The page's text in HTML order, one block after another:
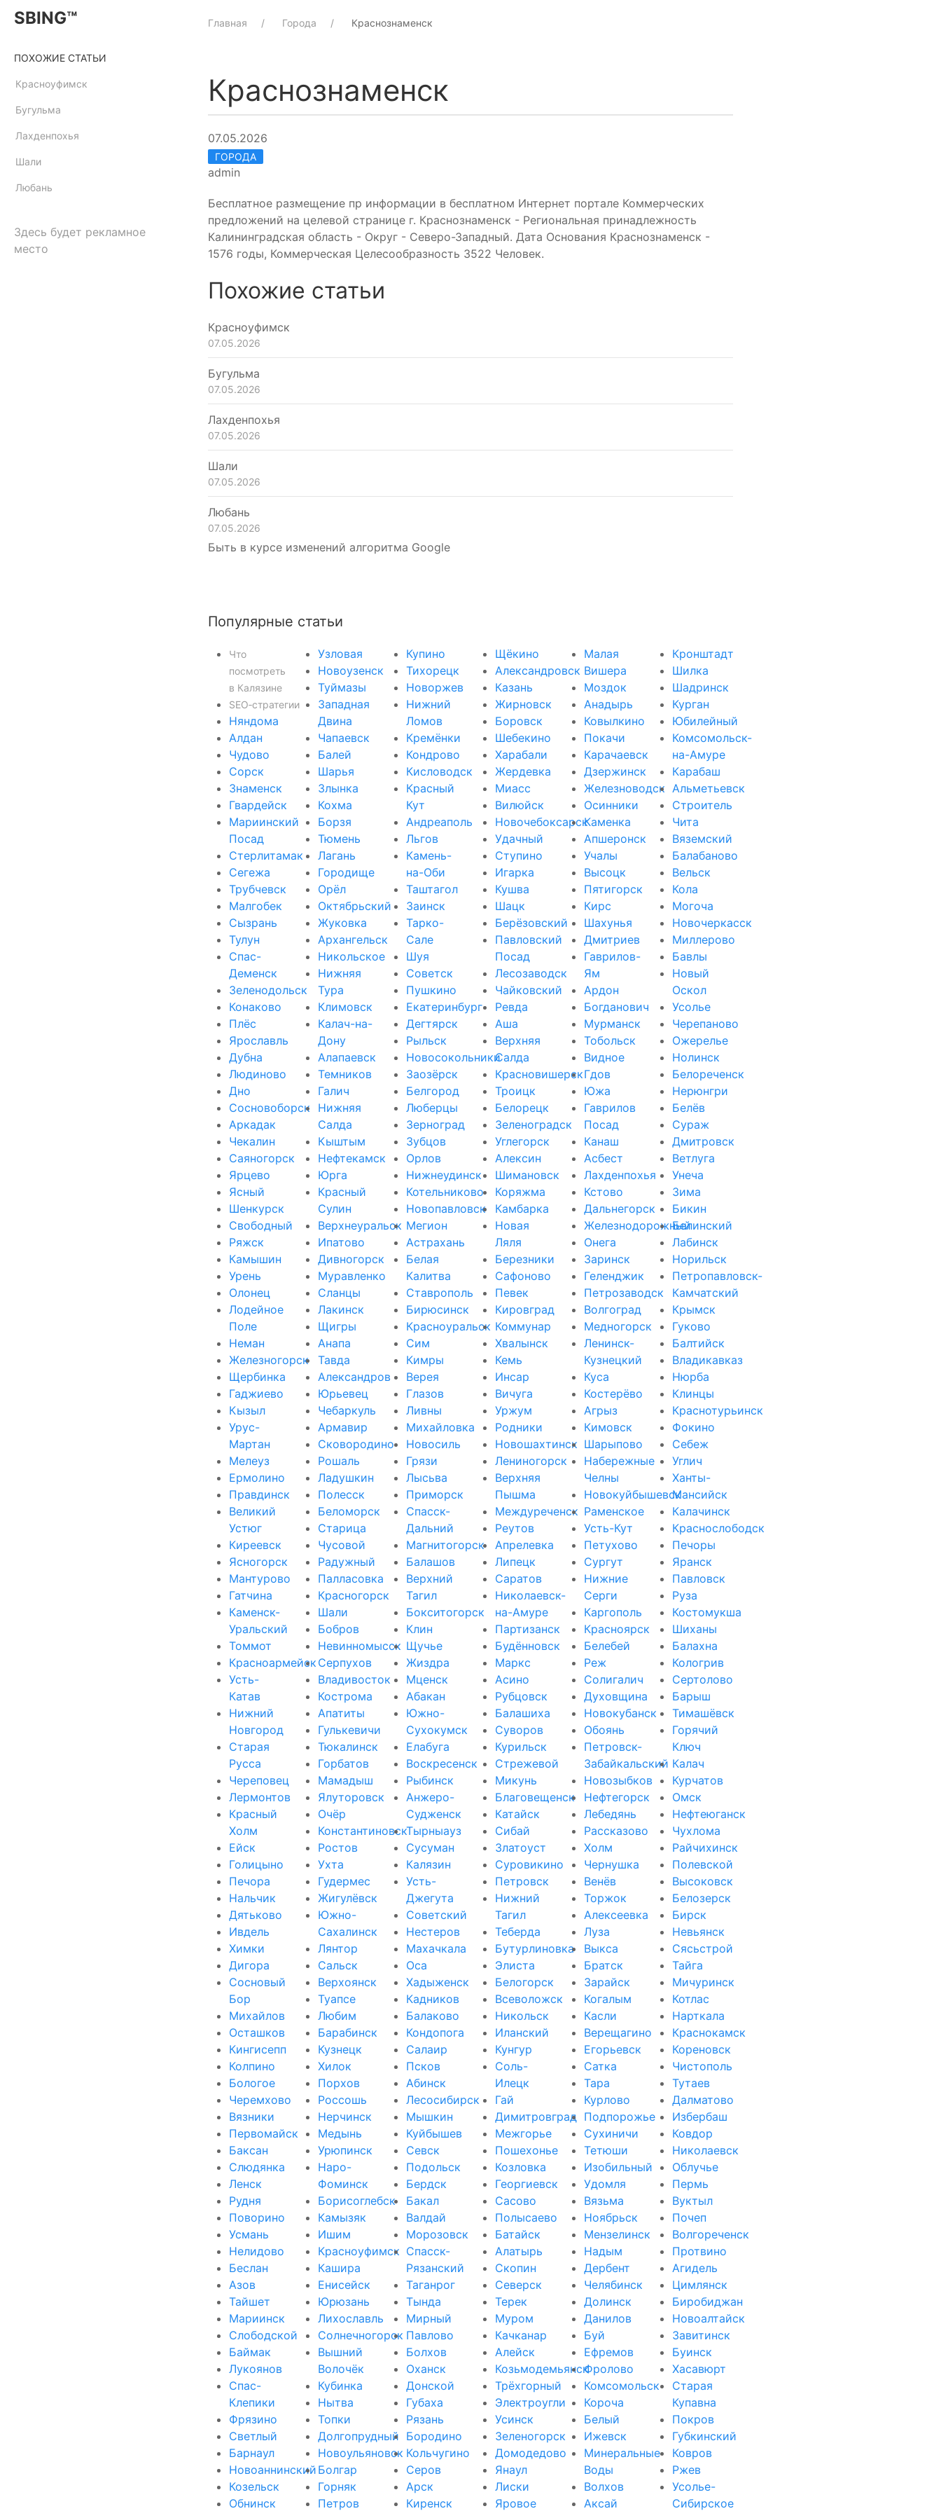
SBING™
ПОХОЖИЕ СТАТЬИ
Красноуфимск
Бугульма
Лахденпохья
Шали
Любань
Здесь будет рекламное
место
Главная Города Краснознаменск
Краснознаменск
07.05.2026
ГОРОДА
admin
Бесплатное размещение пр информации в бесплатном Интернет портале Коммерческих
предложений на целевой странице г. Краснознаменск - Региональная принадлежность
Калининградская область - Округ - Северо-Западный. Дата Основания Краснознаменск -
1576 годы, Коммерческая Целесообразность 3522 Человек.
Похожие статьи
Красноуфимск
07.05.2026
Бугульма
07.05.2026
Лахденпохья
07.05.2026
Шали
07.05.2026
Любань
07.05.2026
Быть в курсе изменений алгоритма Google
Популярные статьи
Что
посмотреть
в Калязине
SEO‑стратегии
Няндома
Алдан
Чудово
Сорск
Знаменск
Гвардейск
Мариинский
Посад
Стерлитамак
Сегежа
Трубчевск
Малгобек
Сызрань
Тулун
Спас-
Деменск
Зеленодольск
Конаково
Плёс
Ярославль
Дубна
Людиново
Дно
Сосновоборск
Аркадак
Чекалин
Саяногорск
Ярцево
Ясный
Шенкурск
Свободный
Ряжск
Камышин
Урень
Олонец
Лодейное
Поле
Неман
Железногорск
Щербинка
Гаджиево
Кызыл
Урус-
Мартан
Мелеуз
Ермолино
Правдинск
Великий
Устюг
Киреевск
Ясногорск
Мантурово
Гатчина
Каменск-
Уральский
Томмот
Красноармейск
Усть-
Катав
Нижний
Новгород
Старая
Русса
Череповец
Лермонтов
Красный
Холм
Ейск
Голицыно
Печора
Нальчик
Дятьково
Ивдель
Химки
Дигора
Сосновый
Бор
Михайлов
Осташков
Кингисепп
Колпино
Бологое
Черемхово
Вязники
Первомайск
Баксан
Слюдянка
Ленск
Рудня
Поворино
Усмань
Нелидово
Беслан
Азов
Тайшет
Мариинск
Слободской
Баймак
Лукоянов
Спас-
Клепики
Фрязино
Светлый
Барнаул
Новоаннинский
Козельск
Обнинск
Узловая
Новоузенск
Туймазы
Западная
Двина
Чапаевск
Балей
Шарья
Злынка
Кохма
Борзя
Тюмень
Лагань
Городище
Орёл
Октябрьский
Жуковка
Архангельск
Никольское
Нижняя
Тура
Климовск
Калач-на-
Дону
Алапаевск
Темников
Галич
Нижняя
Салда
Кыштым
Нефтекамск
Юрга
Красный
Сулин
Верхнеуральск
Ипатово
Дивногорск
Муравленко
Сланцы
Лакинск
Щигры
Анапа
Тавда
Александров
Юрьевец
Чебаркуль
Армавир
Сковородино
Рошаль
Ладушкин
Полесск
Беломорск
Старица
Чусовой
Радужный
Палласовка
Красногорск
Шали
Бобров
Невинномысск
Серпухов
Владивосток
Кострома
Апатиты
Гулькевичи
Тюкалинск
Горбатов
Мамадыш
Ялуторовск
Очёр
Константиновск
Ростов
Ухта
Гудермес
Жигулёвск
Южно-
Сахалинск
Лянтор
Сальск
Верхоянск
Туапсе
Любим
Барабинск
Кузнецк
Хилок
Порхов
Россошь
Нерчинск
Медынь
Урюпинск
Наро-
Фоминск
Борисоглебск
Камызяк
Ишим
Красноуфимск
Кашира
Енисейск
Юрюзань
Лихославль
Солнечногорск
Вышний
Волочёк
Кубинка
Нытва
Топки
Долгопрудный
Новоульяновск
Болгар
Горняк
Петров
Купино
Тихорецк
Новоржев
Нижний
Ломов
Кремёнки
Кондрово
Кисловодск
Красный
Кут
Андреаполь
Льгов
Камень-
на-Оби
Таштагол
Заинск
Тарко-
Сале
Шуя
Советск
Пушкино
Екатеринбург
Дегтярск
Рыльск
Новосокольники
Заозёрск
Белгород
Люберцы
Зерноград
Зубцов
Орлов
Нижнеудинск
Котельниково
Новопавловск
Мегион
Астрахань
Белая
Калитва
Ставрополь
Бирюсинск
Красноуральск
Сим
Кимры
Верея
Глазов
Ливны
Михайловка
Новосиль
Грязи
Лысьва
Приморск
Спасск-
Дальний
Магнитогорск
Балашов
Верхний
Тагил
Бокситогорск
Клин
Щучье
Жиздра
Мценск
Абакан
Южно-
Сухокумск
Елабуга
Воскресенск
Рыбинск
Анжеро-
Судженск
Тырныауз
Сусуман
Калязин
Усть-
Джегута
Советский
Нестеров
Махачкала
Оса
Хадыженск
Кадников
Балаково
Кондопога
Салаир
Псков
Абинск
Лесосибирск
Мышкин
Куйбышев
Севск
Подольск
Бердск
Бакал
Валдай
Морозовск
Спасск-
Рязанский
Таганрог
Тында
Мирный
Павлово
Болхов
Оханск
Донской
Губаха
Рязань
Бородино
Кольчугино
Серов
Арск
Киренск
Щёкино
Александровск
Казань
Жирновск
Боровск
Шебекино
Харабали
Жердевка
Миасс
Вилюйск
Новочебоксарск
Удачный
Ступино
Игарка
Кушва
Шацк
Берёзовский
Павловский
Посад
Лесозаводск
Чайковский
Ревда
Аша
Верхняя
Салда
Красновишерск
Троицк
Белорецк
Зеленоградск
Углегорск
Алексин
Шимановск
Коряжма
Камбарка
Новая
Ляля
Березники
Сафоново
Певек
Кировград
Коммунар
Хвалынск
Кемь
Инсар
Вичуга
Уржум
Родники
Новошахтинск
Лениногорск
Верхняя
Пышма
Междуреченск
Реутов
Апрелевка
Липецк
Саратов
Николаевск-
на-Амуре
Партизанск
Будённовск
Маркс
Асино
Рубцовск
Балашиха
Суворов
Курильск
Стрежевой
Микунь
Благовещенск
Катайск
Сибай
Златоуст
Суровикино
Петровск
Нижний
Тагил
Теберда
Бутурлиновка
Элиста
Белогорск
Всеволожск
Никольск
Иланский
Кунгур
Соль-
Илецк
Гай
Димитровград
Межгорье
Пошехонье
Козловка
Георгиевск
Сасово
Полысаево
Батайск
Алатырь
Скопин
Северск
Терек
Муром
Качканар
Алейск
Козьмодемьянск
Трёхгорный
Электроугли
Усинск
Зеленогорск
Домодедово
Янаул
Лиски
Яровое
Малая
Вишера
Моздок
Анадырь
Ковылкино
Покачи
Карачаевск
Дзержинск
Железноводск
Осинники
Каменка
Апшеронск
Учалы
Высоцк
Пятигорск
Кирс
Шахунья
Дмитриев
Гаврилов-
Ям
Ардон
Богданович
Мурманск
Тобольск
Видное
Гдов
Южа
Гаврилов
Посад
Канаш
Асбест
Лахденпохья
Кстово
Дальнегорск
Железнодорожный
Онега
Заринск
Геленджик
Петрозаводск
Волгоград
Медногорск
Ленинск-
Кузнецкий
Куса
Костерёво
Агрыз
Кимовск
Шарыпово
Набережные
Челны
Новокуйбышевск
Раменское
Усть-Кут
Петухово
Сургут
Нижние
Серги
Каргополь
Красноярск
Белебей
Реж
Солигалич
Духовщина
Новокубанск
Обоянь
Петровск-
Забайкальский
Новозыбков
Нефтегорск
Лебедянь
Рассказово
Холм
Чернушка
Венёв
Торжок
Алексеевка
Луза
Выкса
Братск
Зарайск
Когалым
Касли
Верещагино
Егорьевск
Сатка
Тара
Курлово
Подпорожье
Сухиничи
Тетюши
Изобильный
Удомля
Вязьма
Ноябрьск
Мензелинск
Надым
Дербент
Челябинск
Долинск
Данилов
Буй
Ефремов
Фролово
Комсомольск
Короча
Белый
Ижевск
Минеральные
Воды
Волхов
Аксай
Кронштадт
Шилка
Шадринск
Курган
Юбилейный
Комсомольск-
на-Амуре
Карабаш
Альметьевск
Строитель
Чита
Вяземский
Балабаново
Вельск
Кола
Могоча
Новочеркасск
Миллерово
Бавлы
Новый
Оскол
Усолье
Черепаново
Ожерелье
Нолинск
Белореченск
Нерюнгри
Белёв
Сураж
Дмитровск
Ветлуга
Унеча
Зима
Бикин
Белинский
Лабинск
Норильск
Петропавловск-
Камчатский
Крымск
Гуково
Балтийск
Владикавказ
Нюрба
Клинцы
Краснотурьинск
Фокино
Себеж
Углич
Ханты-
Мансийск
Калачинск
Краснослободск
Печоры
Яранск
Павловск
Руза
Костомукша
Шиханы
Балахна
Кологрив
Сертолово
Барыш
Тимашёвск
Горячий
Ключ
Калач
Курчатов
Омск
Нефтеюганск
Чухлома
Райчихинск
Полевской
Высоковск
Белозерск
Бирск
Невьянск
Сясьстрой
Тайга
Мичуринск
Котлас
Нарткала
Краснокамск
Кореновск
Чистополь
Тутаев
Далматово
Избербаш
Ковдор
Николаевск
Облучье
Пермь
Вуктыл
Почеп
Волгореченск
Протвино
Агидель
Цимлянск
Биробиджан
Новоалтайск
Завитинск
Буинск
Хасавюрт
Старая
Купавна
Покров
Губкинский
Ковров
Ржев
Усолье-
Сибирское